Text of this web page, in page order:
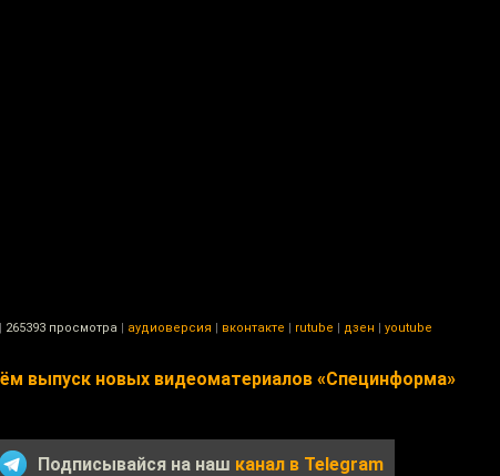
| 265393 просмотра | аудиоверсия | вконтакте | rutube | дзен | youtube
выпуск новых видеоматериалов «Специнформа»
Подписывайся на наш канал в Telegram